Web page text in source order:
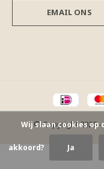
EMAIL ONS
© Copyright2026-
Wij slaan cookies op
akkoord? Ja